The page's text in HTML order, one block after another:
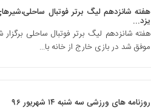
هفته شانزدهم لیگ برتر فوتبال
یزد...
هفته شانزدهم لیگ برتر فوتبال ساحلی
موفق شد در بازی خارج از خانه با...
روزنامه های ورزشی سه شنبه ۱۴ شهریور ۹۶